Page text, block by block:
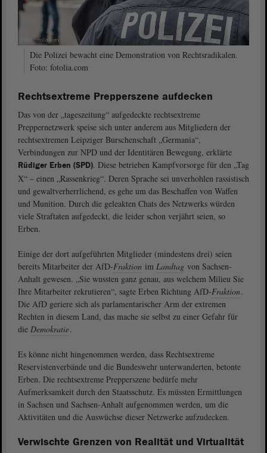
Die Polizei bewacht eine Demonstration von Rechtsradikalen.
Foto: fotolia.com
Rechtsextreme Prepperszene aufdecken
Das von der „tageszeitung“ aufgedeckte rechtsextreme
Preppernetzwerk speise sich unter anderem aus Mitgliedern der
rechtsextremen Leipziger Burschenschaft „Germania“,
Verbindungen zur NPD und der Identitären Bewegung, erklärte
Rüdiger Erben (SPD). Diese betrieben Kampfvorsorge für den „Tag
X“ – einen „Rassenkrieg“. Deren Sprache sei unverhohlen rassistisch
und gewaltverherrlichend, es gehe um das Beschaffen von Waffen
und Munition. Durch die geleakten Chats des Netzwerks würden
viele Straftaten aufgedeckt, die leider schon verjährt seien, so
Erben.
Einige der dort aufgeführten Mitglieder (mindestens drei) seien
bereits Mitarbeiter der AfD-Fraktion im Landtag von Sachsen-
Anhalt gewesen. „Sie wussten ganz genau, aus welchem Milieu Sie
Ihre Mitarbeiter rekrutieren“, sagte Erben Richtung AfD-Fraktion.
Die AfD geriere sich als parlamentarischer Arm der extremen
Rechten in diesem Land, das mache sie selbst zu einer Gefahr für
die Demokratie.
Es könne nicht hingenommen werden, dass Rechtsextreme
Reservistenverbände und die Bundeswehr unterwanderten, betonte
Erben. Die rechtsextreme Prepperszene bedürfe mehr
Aufmerksamkeit durch den Staatsschutz. Es müssten Ermittlungen
in Sachsen und Sachsen-Anhalt aufgenommen werden, um die
Aktivitäten und die Auswüchse dieser Netzwerke aufzudecken.
Verwischte Grenzen von Realität und Virtualität